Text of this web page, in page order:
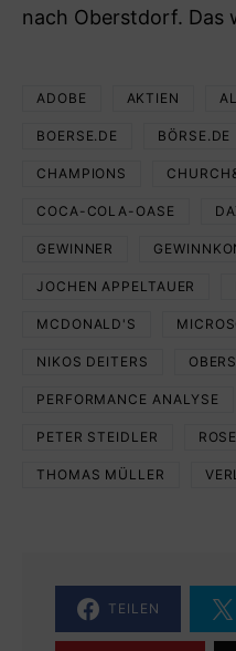
nach Oberstdorf. Das
ADOBE AKTIEN
BOERSE.DE BÖRSE.DE
CHAMPIONS
COCA-COLA-OASE
GEWINNER
JOCHEN APPELTAUER
MCDONALD'S
NIKOS DEITERS
PERFORMANCE ANALYSE
PETER STEIDLER
THOMAS MÜLLER
TEILEN